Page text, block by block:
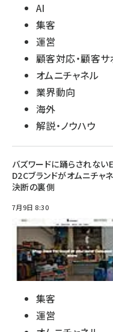
AI
集客
運営
顧客対応・顧客サ
オムニチャネル
業界動向
海外
解説・ノウハウ
バズワードに踊らされない
D2Cブランドがオムニチャ
決断の裏側
7月9日 8:30
集客
運営